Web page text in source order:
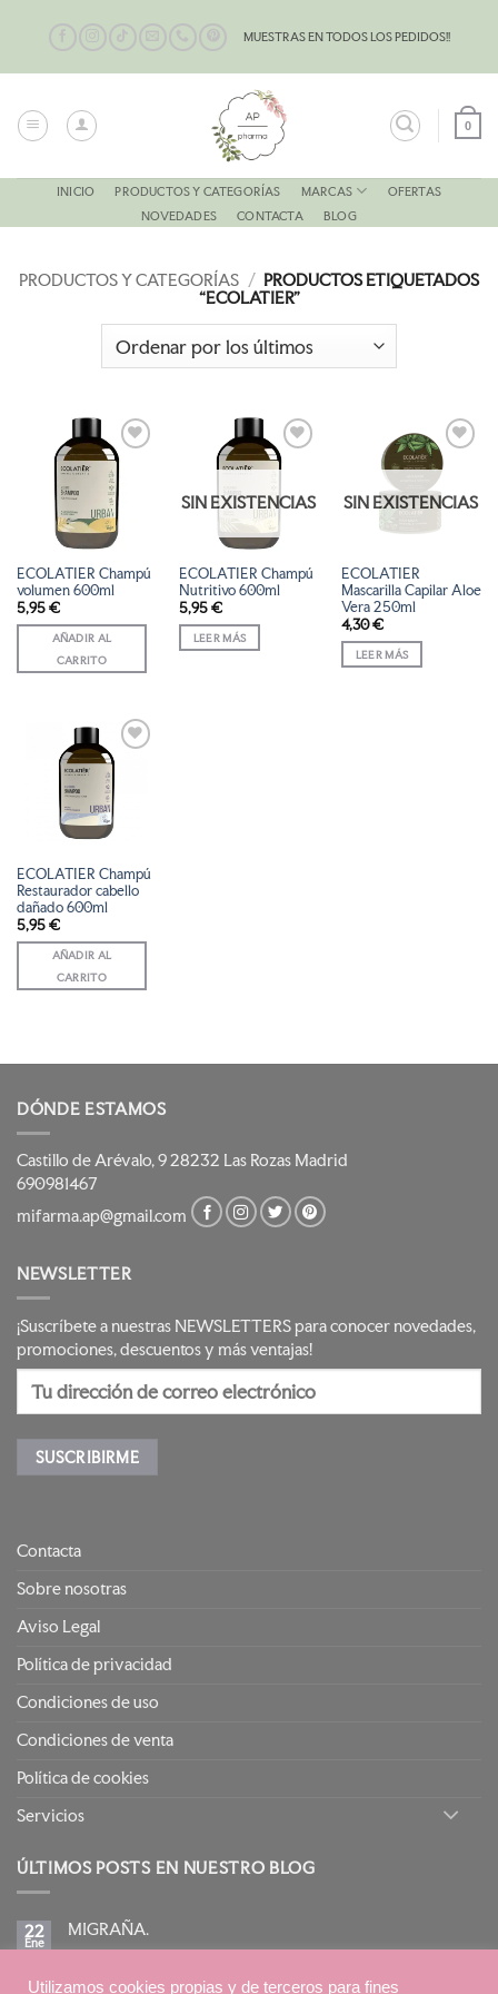
contenido
MUESTRAS EN TODOS LOS PEDIDOS!!
0
INICIO PRODUCTOS Y CATEGORÍAS MARCAS
OFERTAS
NOVEDADES
CONTACTA BLOG
PRODUCTOS Y CATEGORÍAS / PRODUCTOS ETIQUETADOS
“ECOLATIER”
AÑADIR
A LA
LISTA
DE
DESEOS
ECOLATIER Champú
volumen 600ml
5,95 €
AÑADIR AL
CARRITO
AÑADIR
LISTA
DE
DESEOS
SIN EXISTENCIAS
ECOLATIER Champú
Nutritivo 600ml
5,95 €
LEER MÁS
AÑADIR
A LA
LISTA
DESEOS
SIN EXISTENCIAS
ECOLATIER
Mascarilla Capilar Aloe
Vera 250ml
4,30€
LEER MÁS
AÑADIR
A LA
LISTA
DE
DESEOS
ECOLATIER Champú
Restaurador cabello
dañado 600ml
5,95 €
AÑADIR AL
CARRITO
DÓNDE ESTAMOS
Castillo de Arévalo, 9 28232 Las Rozas Madrid
690981467
mifarma.ap@gmail.com
NEWSLETTER
¡Suscríbete a nuestras NEWSLETTERS para conocer novedades,
promociones, descuentos y más ventajas!
Contacta
Sobre nosotras
Aviso Legal
Política de privacidad
Condiciones de uso
Condiciones de venta
Política de cookies
Servicios
ÚLTIMOS POSTS EN NUESTRO BLOG
22
Ene
MIGRAÑA.
No
en
15 BIRETIX ISOREPAIR: PIELES GRASAS TENDENCIA
Utilizamos cookies propias y de terceros para fines